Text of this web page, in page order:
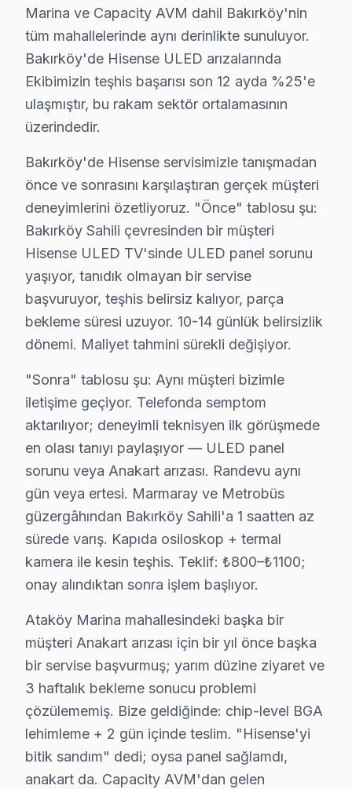
Capacity AVM ise ilçenin "değişim bölgesi": kentsel
Bakırköy'de Hisense akıllı TV arıza örüntülerinin
İlkbahar dönemi (Mart-Mayıs): Görece sakin.
Yaz dönemi (Haziran-Ağustos): Sıcak havada
Sonbahar dönemi (Eylül-Kasım): Okul ve sezon
Bakırköy'de bu TV servisiyle kurulan güven ilişkisini
Ticari güven: Fiyat şeffaflığı, faturada parça detayı,
İlişkisel güven: 8 yıl boyunca Bakırköy'de kurulan
Hisense TV Servis Ağımız: Bakırköy Tüm
Bakırköy'de Hisense televizyon servisi arayan tüm
Şenlikköy, Yenimahalle, Yeşilköy, Yeşilyurt,
Ataköy 1. Kısım, Ataköy 2-5-6. Kısım, Ataköy 3-4-
Cevizlik, Florya, Kartaltepe, Osmaniye, Sakızağacı
Hisense TV'lerde Sık Görülen Arızalar
Bakırköy bölgesindeki Hisense kullanıcılarının
ULED panel sorunu: Bakırköy'de Hisense ULED
Anakart arızası: Bakırköy'de Laser LED TV
Wi-Fi modül: Bakırköy'de Mini LED ekranlarda daha
Ses kartı: Bakırköy'de bu sorunla başvuran
» Bakırköy'de tüm bu cihaz model ve serilerinde
Hisense TV Teknik Rehberi: Panel, Teşhis ve
Bakırköy'de Hisense televizyon paneli panel
Bakırköy'de hisense, Çin merkezli olup ULED (Ultra
Bakırköy bölgesinde işlemci ve yazılım tarafı da
Bakırköy'de hi-View Engine işlemcisi Hisense'in
Bakırköy servisimizde söz konusu model tamiri
1. Bakırköy'de ULED dimming arızasında her bölge
2. Bakırköy'de VIDAA platform sorunlarında USB
3. Bakırköy'de Hisense-Toshiba ortak platform: bazı
Marina ve Capacity AVM dahil Bakırköy'nin
tüm mahallelerinde aynı derinlikte sunuluyor.
Bakırköy'de Hisense ULED arızalarında
Ekibimizin teşhis başarısı son 12 ayda %25'e
ulaşmıştır, bu rakam sektör ortalamasının
üzerindedir.
Bakırköy'de Hisense servisimizle tanışmadan
önce ve sonrasını karşılaştıran gerçek müşteri
deneyimlerini özetliyoruz. "Önce" tablosu şu:
Bakırköy Sahili çevresinden bir müşteri
Hisense ULED TV'sinde ULED panel sorunu
yaşıyor, tanıdık olmayan bir servise
başvuruyor, teşhis belirsiz kalıyor, parça
bekleme süresi uzuyor. 10-14 günlük belirsizlik
dönemi. Maliyet tahmini sürekli değişiyor.
"Sonra" tablosu şu: Aynı müşteri bizimle
iletişime geçiyor. Telefonda semptom
aktarılıyor; deneyimli teknisyen ilk görüşmede
en olası tanıyı paylaşıyor — ULED panel
sorunu veya Anakart arızası. Randevu aynı
gün veya ertesi. Marmaray ve Metrobüs
güzergâhından Bakırköy Sahili'a 1 saatten az
sürede varış. Kapıda osiloskop + termal
kamera ile kesin teşhis. Teklif: ₺800–₺1100;
onay alındıktan sonra işlem başlıyor.
Ataköy Marina mahallesindeki başka bir
müşteri Anakart arızası için bir yıl önce başka
bir servise başvurmuş; yarım düzine ziyaret ve
3 haftalık bekleme sonucu problemi
çözülememiş. Bize geldiğinde: chip-level BGA
lehimleme + 2 gün içinde teslim. "Hisense'yi
bitik sandım" dedi; oysa panel sağlamdı,
anakart da. Capacity AVM'dan gelen